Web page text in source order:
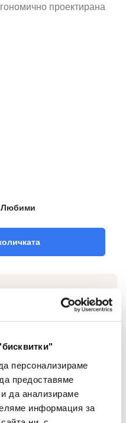
персонализираме
предоставяме
да анализираме
информация за
проектирана
Любими